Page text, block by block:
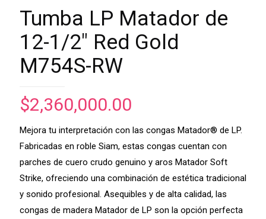
Tumba LP Matador de
12-1/2″ Red Gold
M754S-RW
$2,360,000.00
Mejora tu interpretación con las congas Matador® de LP.
Fabricadas en roble Siam, estas congas cuentan con
parches de cuero crudo genuino y aros Matador Soft
Strike, ofreciendo una combinación de estética tradicional
y sonido profesional. Asequibles y de alta calidad, las
congas de madera Matador de LP son la opción perfecta